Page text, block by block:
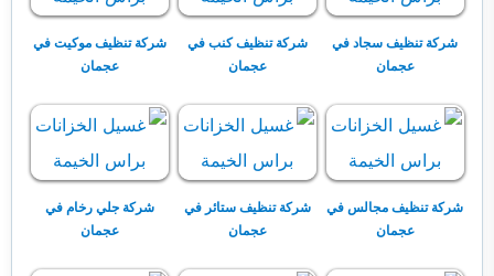
شركة تنظيف سجاد في
عجمان
شركة تنظيف كنب في
عجمان
شركة تنظيف موكيت في
عجمان
شركة تنظيف مجالس في
عجمان
شركة تنظيف ستائر في
عجمان
شركة جلي رخام في
عجمان